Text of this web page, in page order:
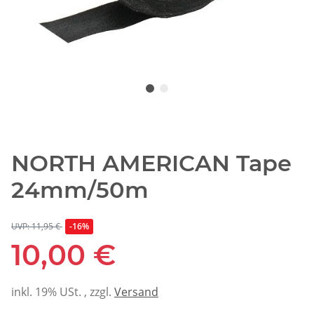
NORTH AMERICAN Tape
24mm/50m
UVP: 11,95 € -16%
10,00 €
inkl. 19% USt. , zzgl. Versand